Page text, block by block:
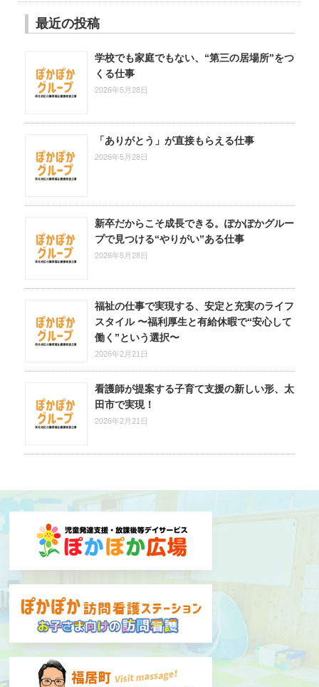
最近の投稿
学校でも家庭でもない、“第三の居場所”をつ
くる仕事
2026年5月28日
「ありがとう」が直接もらえる仕事
2026年5月28日
新卒だからこそ成長できる。ぽかぽかグルー
プで見つける“やりがい”ある仕事
2026年5月28日
福祉の仕事で実現する、安定と充実のライフ
スタイル 〜福利厚生と有給休暇で“安心して
働く”という選択〜
2026年2月21日
看護師が提案する子育て支援の新しい形、太
田市で実現！
2026年2月21日